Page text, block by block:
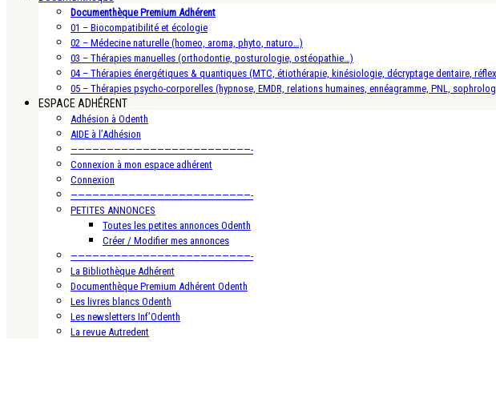
Documenthèque Premium Adhérent
01 – Biocompatibilité et écologie
02 – Médecine naturelle (homeo, aroma, phyto, naturo…)
03 – Thérapies manuelles (orthodontie, posturologie, ostéopathie…)
04 – Thérapies énergétiques & quantiques (MTC, étiothérapie, kinésiologie, décryptage dentaire,
05 – Thérapies psycho-corporelles (hypnose, EMDR, relations humaines, ennéagramme, PNL,
ESPACE ADHÉRENT
Adhésion à Odenth
AIDE à l’Adhésion
—————————————————————————-
Connexion à mon espace adhérent
Connexion
—————————————————————————-
PETITES ANNONCES
Toutes les petites annonces Odenth
Créer / Modifier mes annonces
—————————————————————————-
La Bibliothèque Adhérent
Documenthèque Premium Adhérent Odenth
Les livres blancs Odenth
Les newsletters Inf’Odenth
La revue Autredent